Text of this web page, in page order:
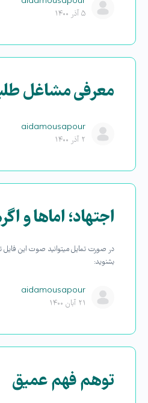
۵ آذر ۱۴۰۰
معرفی مشاغل
aidamousapour
۲ آذر ۱۴۰۰
اجتهاد؛ اماها و
در صورت تمایل میتوانید صوت این
بشنوید:
aidamousapour
۲۱ آبان ۱۴۰۰
توهم فهم عمیق